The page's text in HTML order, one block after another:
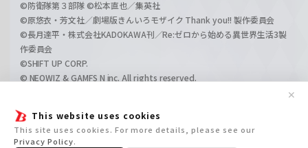
This website uses cookies
This site uses cookies. For more details, please see our
Privacy Policy.
✕
©防衛隊第３部隊 ©松本直也／集英社
©原悠衣・芳文社／劇場版きんいろモザイク Thank you!! 製作委員会
©長月達平・株式会社KADOKAWA刊／Re:ゼロから始める異世界生活3製
作委員会
©SHIFT UP CORP.
© NEOWIZ & GAMFS N inc. All rights reserved.
©GIRLS und PANZER Film Projekt
©GIRLS und PANZER Finale Projekt